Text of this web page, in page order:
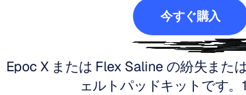
今すぐ購入
今すぐ購入
Epoc X または Flex Saline の紛失また
ェルトパッドキットです。